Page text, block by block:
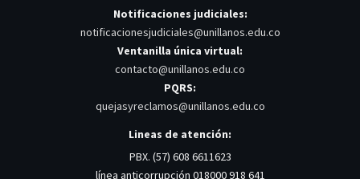
Notificaciones judiciales:
notificacionesjudiciales@unillanos.edu.co
Ventanilla única virtual:
contacto@unillanos.edu.co
PQRS:
quejasyreclamos@unillanos.edu.co
Lineas de atención:
PBX. (57) 608 6611623
línea anticorrupción 018000 918 641